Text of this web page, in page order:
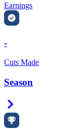
Earnings
-
Cuts Made
Season